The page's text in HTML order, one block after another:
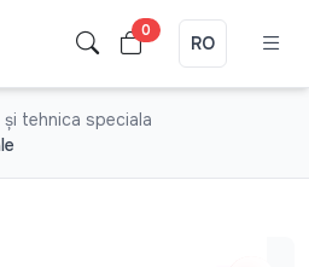
0
RO
și tehnica speciala